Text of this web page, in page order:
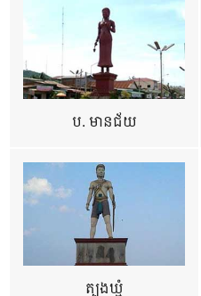
ប. មានជ័យ
ត្បូងឃ្មុំ